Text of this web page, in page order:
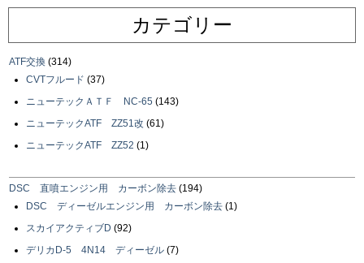
カテゴリー
ATF交換 (314)
CVTフルード (37)
ニューテックＡＴＦ NC-65 (143)
ニューテックATF ZZ51改 (61)
ニューテックATF ZZ52 (1)
DSC 直噴エンジン用 カーボン除去 (194)
DSC ディーゼルエンジン用 カーボン除去 (1)
スカイアクティブD (92)
デリカD-5 4N14 ディーゼル (7)